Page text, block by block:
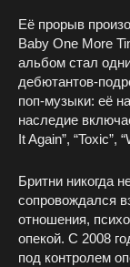
Её прорыв
Baby One More
альбом стал
поп‑музыки: её
наследие
It Again”, “Toxic”,
Бритни никогда
сопровождался
отношения,
опекой. С 2008
под контролем